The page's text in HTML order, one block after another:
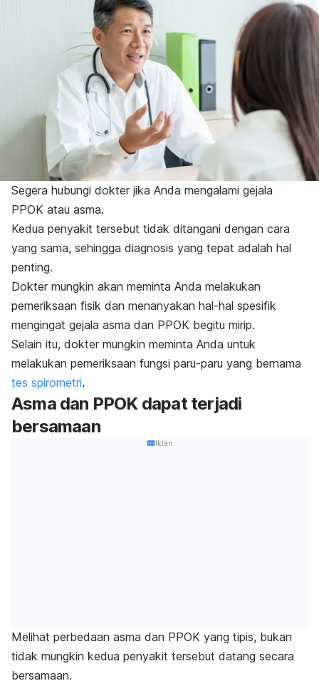
Segera hubungi dokter jika Anda mengalami gejala
PPOK atau asma.
Kedua penyakit tersebut tidak ditangani dengan cara
yang sama, sehingga diagnosis yang tepat adalah hal
penting.
Dokter mungkin akan meminta Anda melakukan
pemeriksaan fisik dan menanyakan hal-hal spesifik
mengingat gejala asma dan PPOK begitu mirip.
Selain itu, dokter mungkin meminta Anda untuk
melakukan pemeriksaan fungsi paru-paru yang bernama
tes spirometri.
Asma dan PPOK dapat terjadi
bersamaan
Iklan
Melihat perbedaan asma dan PPOK yang tipis, bukan
tidak mungkin kedua penyakit tersebut datang secara
bersamaan.